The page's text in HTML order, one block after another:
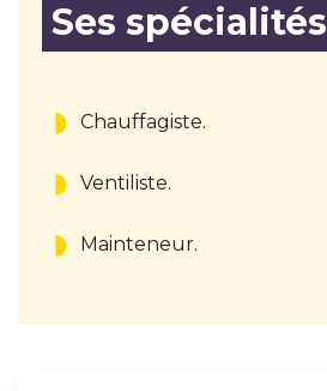
Ses spécialités
Chauffagiste.
Ventiliste.
Mainteneur.